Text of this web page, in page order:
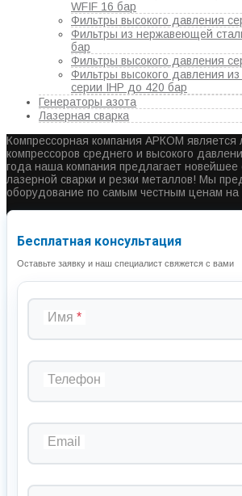
WFIF 16 бар
Фильтры высокого давления
Фильтры из нержавеющей
бар
Фильтры высокого давления
Фильтры высокого давления
серии IHP до 420 бар
Генераторы азота
Лазерная сварка
Компрессорная компания АРКОМ является
компрессоров среднего и высокого
года наша компания предлагает
лазерной сварки и резки металлов! Мы
оборудование по самым честным ценам на
Бесплатная консультация
Оставьте заявку и наш специалист свяжется с вами
Имя
Телефон
Email